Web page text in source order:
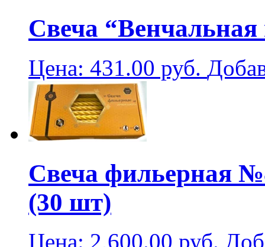
Свеча “Венчальная
Цена: 431.00 руб.
Свеча фильерная
(30 шт)
Цена: 2,600.00 руб.